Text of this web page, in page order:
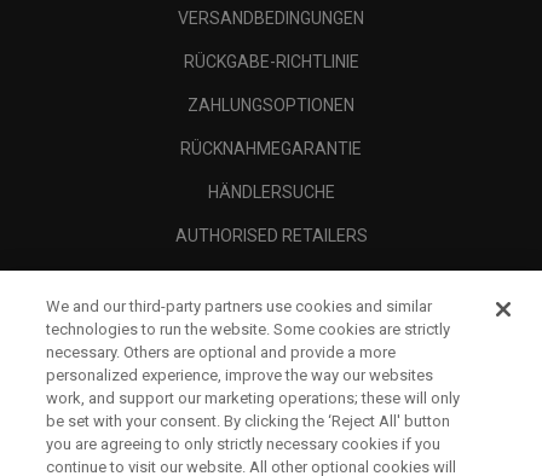
VERSANDBEDINGUNGEN
RÜCKGABE-RICHTLINIE
ZAHLUNGSOPTIONEN
RÜCKNAHMEGARANTIE
HÄNDLERSUCHE
AUTHORISED RETAILERS
UNTERNEHMENSPROFIL
RECHTLICHES-
We and our third-party partners use cookies and similar
technologies to run the website. Some cookies are strictly
necessary. Others are optional and provide a more
personalized experience, improve the way our websites
work, and support our marketing operations; these will only
be set with your consent. By clicking the ‘Reject All' button
you are agreeing to only strictly necessary cookies if you
continue to visit our website. All other optional cookies will